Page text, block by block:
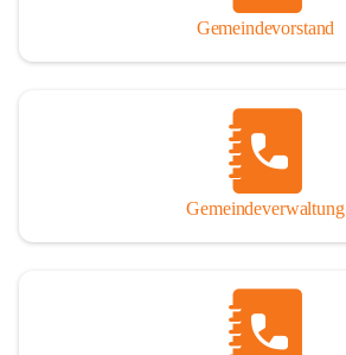
Gemeindevorstand
Gemeindeverwaltung